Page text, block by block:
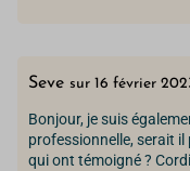
Seve sur 16 février
Bonjour, je suis
professionnelle, serait il
qui ont témoigné ?